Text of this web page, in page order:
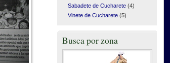
Sabadete de Cucharete(4)
Vinete de Cucharete(5)
Busca por zona